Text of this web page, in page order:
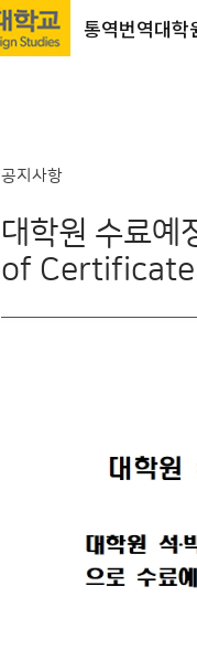
통역번역대학
공지사항
대학원 수료예
of